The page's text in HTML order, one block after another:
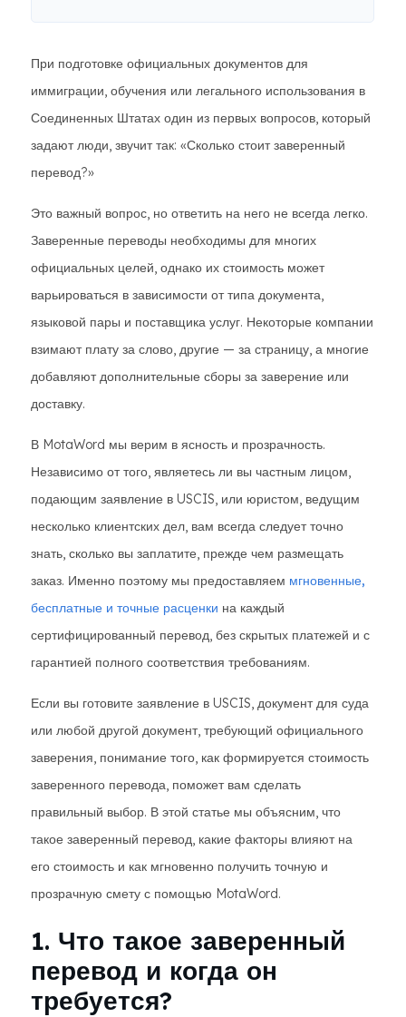
При подготовке официальных документов для
иммиграции, обучения или легального использования в
Соединенных Штатах один из первых вопросов, который
задают люди, звучит так: «Сколько стоит заверенный
перевод?»
Это важный вопрос, но ответить на него не всегда легко.
Заверенные переводы необходимы для многих
официальных целей, однако их стоимость может
варьироваться в зависимости от типа документа,
языковой пары и поставщика услуг. Некоторые компании
взимают плату за слово, другие — за страницу, а многие
добавляют дополнительные сборы за заверение или
доставку.
В MotaWord мы верим в ясность и прозрачность.
Независимо от того, являетесь ли вы частным лицом,
подающим заявление в USCIS, или юристом, ведущим
несколько клиентских дел, вам всегда следует точно
знать, сколько вы заплатите, прежде чем размещать
заказ. Именно поэтому мы предоставляем мгновенные,
бесплатные и точные расценки на каждый
сертифицированный перевод, без скрытых платежей и с
гарантией полного соответствия требованиям.
Если вы готовите заявление в USCIS, документ для суда
или любой другой документ, требующий официального
заверения, понимание того, как формируется стоимость
заверенного перевода, поможет вам сделать
правильный выбор. В этой статье мы объясним, что
такое заверенный перевод, какие факторы влияют на
его стоимость и как мгновенно получить точную и
прозрачную смету с помощью MotaWord.
1. Что такое заверенный
перевод и когда он
требуется?